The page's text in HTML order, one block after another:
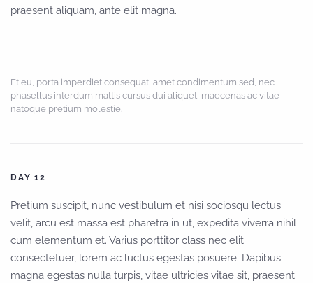
praesent aliquam, ante elit magna.
Et eu, porta imperdiet consequat, amet condimentum sed, nec
phasellus interdum mattis cursus dui aliquet, maecenas ac vitae
natoque pretium molestie.
DAY 12
Pretium suscipit, nunc vestibulum et nisi sociosqu lectus
velit, arcu est massa est pharetra in ut, expedita viverra nihil
cum elementum et. Varius porttitor class nec elit
consectetuer, lorem ac luctus egestas posuere. Dapibus
magna egestas nulla turpis, vitae ultricies vitae sit, praesent